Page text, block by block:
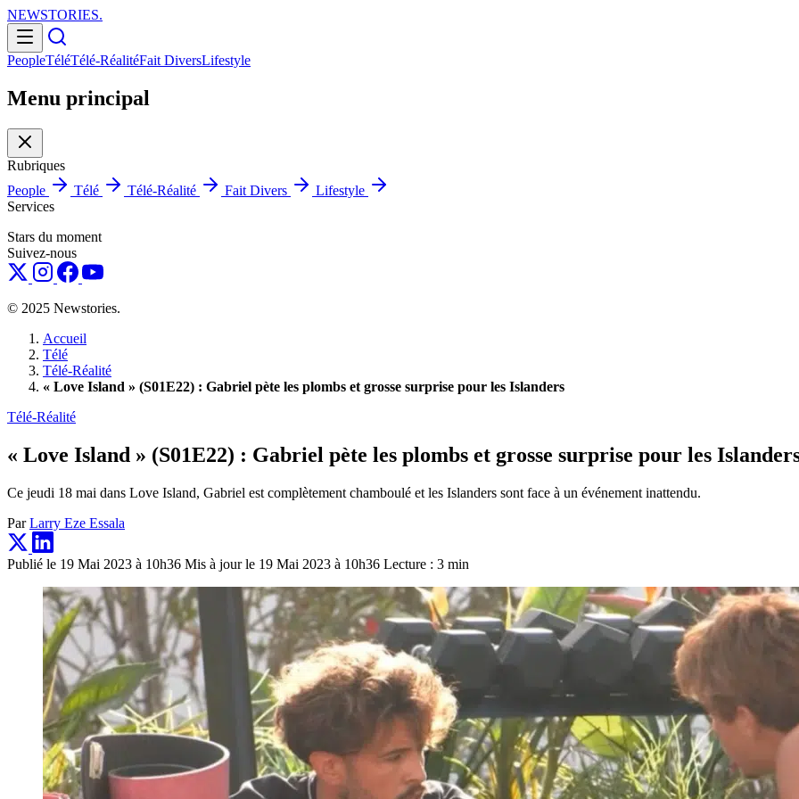
NEWSTORIES.
PeopleTéléTélé-RéalitéFait DiversLifestyle
Menu principal
Rubriques
People
Télé Télé-Réalité Fait Divers
Lifestyle
Services
Stars du moment
Suivez-nous
© 2025 Newstories.
Accueil
Télé
Télé-Réalité
« Love Island » (S01E22) : Gabriel pète les plombs et grosse surprise pour les Islanders
Télé-Réalité
« Love Island » (S01E22) : Gabriel pète les plombs et grosse surprise pour les
Ce jeudi 18 mai dans Love Island, Gabriel est complètement chamboulé et les Islanders sont face à un événement inattendu.
ParLarry Eze Essala
Publié le 19 Mai 2023 à 10h36 Mis à jour le 19 Mai 2023 à 10h36 Lecture : 3 min